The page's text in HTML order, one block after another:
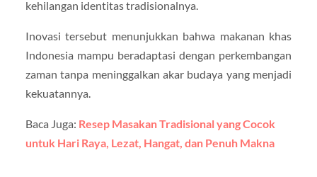
kehilangan identitas tradisionalnya.
Inovasi tersebut menunjukkan bahwa makanan khas
Indonesia mampu beradaptasi dengan perkembangan
zaman tanpa meninggalkan akar budaya yang menjadi
kekuatannya.
Baca Juga: Resep Masakan Tradisional yang Cocok
untuk Hari Raya, Lezat, Hangat, dan Penuh Makna